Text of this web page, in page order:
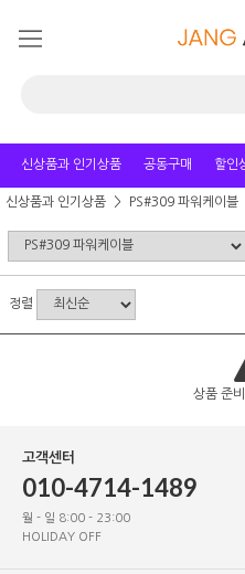
신상품과 인기상품 공동구매 할인
신상품과 인기상품 PS#309 파워케이블
정렬
상품 준
고객센터
010-4714-1489
월 - 일 8:00 - 23:00
HOLIDAY OFF